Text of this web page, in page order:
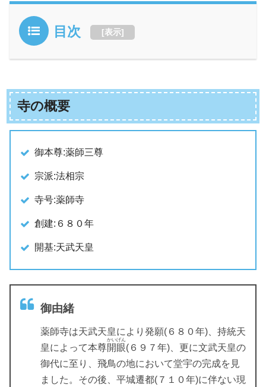
目次 [表示]
寺の概要
御本尊:薬師三尊
宗派:法相宗
寺号:薬師寺
創建:６８０年
開基:天武天皇
御由緒
薬師寺は天武天皇により発願(６８０年)、持統天
皇によって本尊開眼
かいげん
(６９７年)、更に文武天皇の
御代に至り、飛鳥の地において堂宇の完成を見
ました。その後、平城遷都(７１０年)に伴ない現